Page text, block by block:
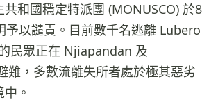
和國穩定特派團 (MONUSCO) 於8
予以譴責。目前數千名逃離 Lubero
民眾正在 Njiapandan 及
，多數流離失所者處於極其惡劣
中。